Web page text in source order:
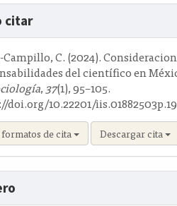
citar
Campillo, C. (2024).
del científico en
, 37(1), 95–105.
doi.org/10.22201/
de cita Descargar cita